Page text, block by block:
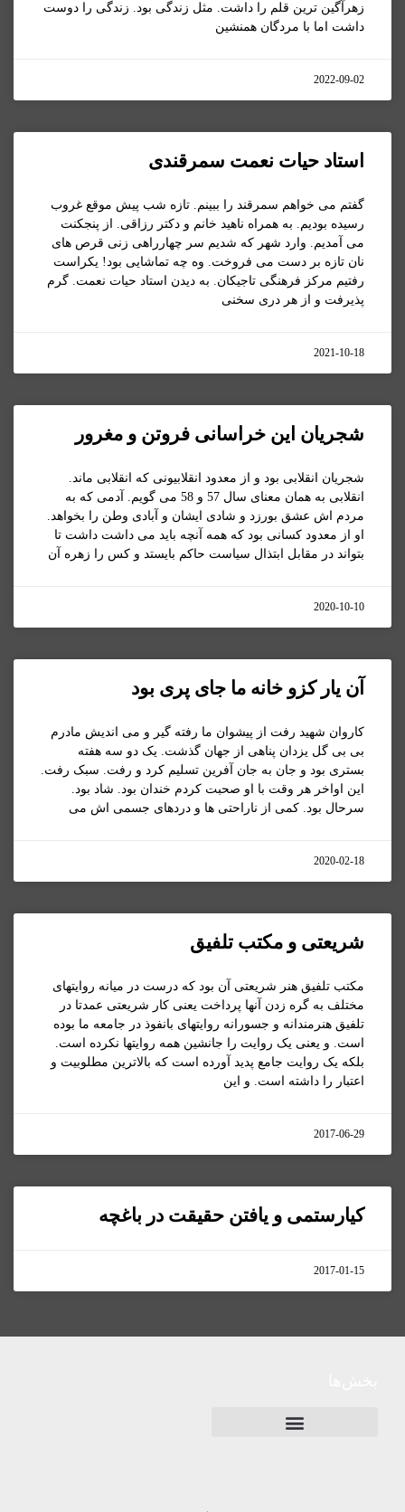
زهرآگین ترین قلم را داشت. مثل زندگی بود. زندگی را دوست
داشت اما با مردگان همنشین
2022-09-02
استاد حیات نعمت سمرقندی
گفتم می خواهم سمرقند را ببینم. تازه شب پیش موقع غروب
رسیده بودیم. به همراه ناهید خانم و دکتر رزاقی. از پنجکنت
می آمدیم. وارد شهر که شدیم سر چهارراهی زنی قرص های
نان تازه بر دست می فروخت. وه چه تماشایی بود! یکراست
رفتیم مرکز فرهنگی تاجیکان. به دیدن استاد حیات نعمت. گرم
پذیرفت و از هر دری سخنی
2021-10-18
شجریان این خراسانی فروتن و مغرور
شجریان انقلابی بود و از معدود انقلابیونی که انقلابی ماند.
انقلابی به همان معنای سال 57 و 58 می گویم. آدمی که به
مردم اش عشق بورزد و شادی ایشان و آبادی وطن را بخواهد.
او از معدود کسانی بود که همه آنچه باید می داشت داشت تا
بتواند در مقابل ابتذال سیاست حاکم بایستد و کس را زهره آن
2020-10-10
آن یار کزو خانه ما جای پری بود
کاروان شهید رفت از پیشوان ما رفته گیر و می اندیش مادرم
بی بی گل یزدان پناهی از جهان گذشت. یک دو سه هفته
بستری بود و جان به جان آفرین تسلیم کرد و رفت. سبک رفت.
این اواخر هر وقت با او صحبت کردم خندان بود. شاد بود.
سرحال بود. کمی از ناراحتی ها و دردهای جسمی اش می
2020-02-18
شریعتی و مکتب تلفیق
مکتب تلفیق هنر شریعتی آن بود که درست در میانه روایتهای
مختلف به گره زدن آنها پرداخت یعنی کار شریعتی عمدتا در
تلفیق هنرمندانه و جسورانه روایتهای بانفوذ در جامعه ما بوده
است. و یعنی یک روایت را جانشین همه روایتها نکرده است.
بلکه یک روایت جامع پدید آورده است که بالاترین مطلوبیت و
اعتبار را داشته است. و این
2017-06-29
کیارستمی و یافتن حقیقت در باغچه
2017-01-15